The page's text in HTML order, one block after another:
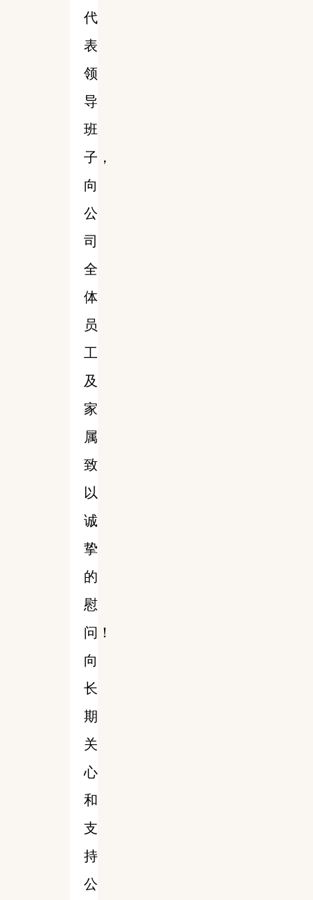
代
表
领
导
班
子，
向
公
司
全
体
员
工
及
家
属
致
以
诚
挚
的
慰
问！
向
长
期
关
心
和
支
持
公